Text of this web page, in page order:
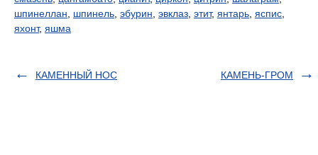
шпинеллан
шпинель эбурин эвклаз этит, янтарь яспис
яхонт, яшма
КАМЕННЫЙ НОС КАМЕНЬ-ГРОМ